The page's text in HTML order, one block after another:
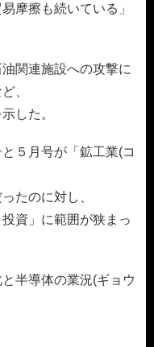
摩擦も続いている」
関連施設への攻撃に
、
した。
５月号が「鉱工業(コ
たのに対し、
資」に範囲が狭まっ
半導体の業況(ギョウ